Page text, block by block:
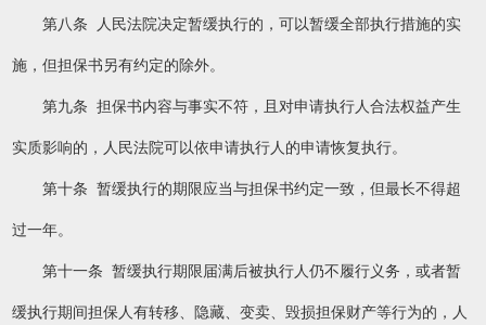
第八条 人民法院决定暂缓执行的，可以暂缓全部执行措施的实
施，但担保书另有约定的除外。
第九条 担保书内容与事实不符，且对申请执行人合法权益产生
实质影响的，人民法院可以依申请执行人的申请恢复执行。
第十条 暂缓执行的期限应当与担保书约定一致，但最长不得超
过一年。
第十一条 暂缓执行期限届满后被执行人仍不履行义务，或者暂
缓执行期间担保人有转移、隐藏、变卖、毁损担保财产等行为的，人